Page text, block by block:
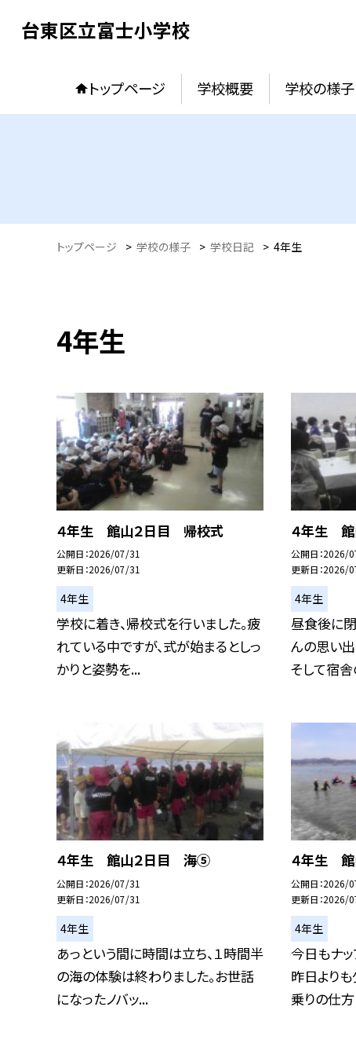
台東区立富士小学校
トップページ 学校概要 学校の様子
トップページ > 学校の様子 > 学校日記 > 4年生
4年生
４年生 館山２日目 帰校式
公開日 2026/07/31
更新日 2026/07/31
4年生
学校に着き、帰校式を行いました。疲
れている中ですが、式が始まるとしっ
かりと姿勢を...
４年生 館
公開日 2026/
更新日 2026/
4年生
昼食後に
んの思い出
そして宿舎
４年生 館山２日目 海⑤
公開日 2026/07/31
更新日 2026/07/31
4年生
あっという間に時間は立ち、１時間半
の海の体験は終わりました。お世話
になったノバッ...
４年生
公開日 2026/
更新日 2026/
4年生
今日もナッ
昨日より
乗りの仕